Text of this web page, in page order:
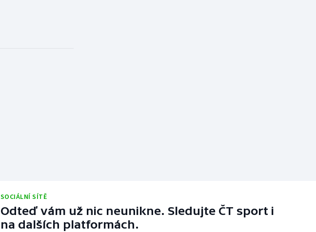
SOCIÁLNÍ SÍTĚ
Odteď vám už nic neunikne. Sledujte ČT sport i
na dalších platformách.